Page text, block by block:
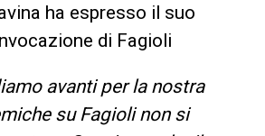
ha espresso il suo
di Fagioli
avanti per la nostra
su Fagioli non si